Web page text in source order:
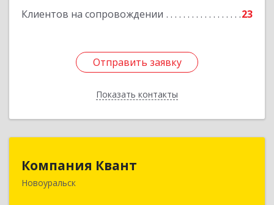
Клиентов на сопровождении 23
Отправить заявку
Показать контакты
Отправить заявку
Назад
Компания Квант
Новоуральск624130, Свердловская обл, Новоуральск г,